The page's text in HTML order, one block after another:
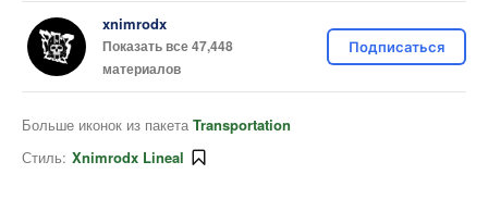
xnimrodx
Показать все 47,448
материалов
Подписаться
Больше иконок из пакета Transportation
Стиль: Xnimrodx Lineal